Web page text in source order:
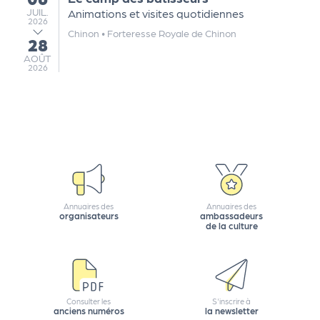
JUILLET
JUIL.
2026
au
28
AOÛT
AOÛT
2026
Animations et visites quotidiennes
Chinon • Forteresse Royale de Chinon
Annuaires des
organisateurs
Annuaires des
ambassadeurs
de la culture
Consulter les
anciens numéros
S'inscrire à
la newsletter
e
tt
e
r